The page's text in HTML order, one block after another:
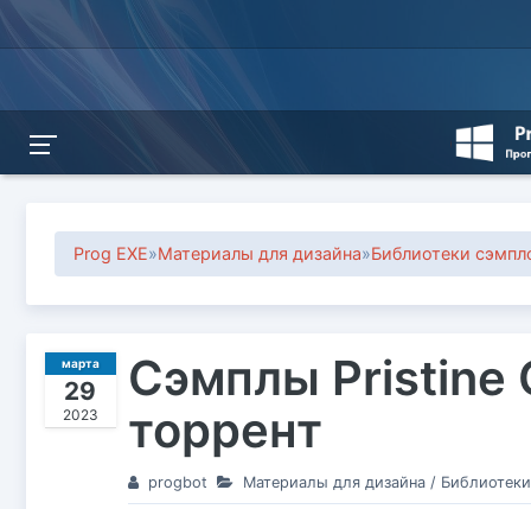
Prog EXE»Материалы для дизайна»Библиотеки
марта
29
2023
Сэмплы Pristine
торрент
progbot Материалы для дизайна/